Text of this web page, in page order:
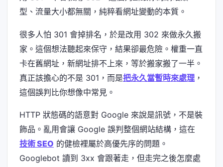
型、流量大小都無關，純粹看網址變動的本質。
很多人怕 301 會掉排名，於是改用 302 來做永久搬
家。這個想法聽起來保守，結果卻最危險。權重一直
卡在舊網址，新網址排不上來，等於搬家搬了一半。
真正該擔心的不是 301，而是把永久當暫時來處理 ，
這個誤判比你想像中常見。
HTTP 狀態碼的語意對 Google 來說是訊號，不是裝
飾品。亂用會讓 Google 誤判整個網站結構，這在
技術 SEO 的健檢裡屬於高優先序的問題。
Googlebot 讀到 3xx 會跟著走，但走完之後怎麼處